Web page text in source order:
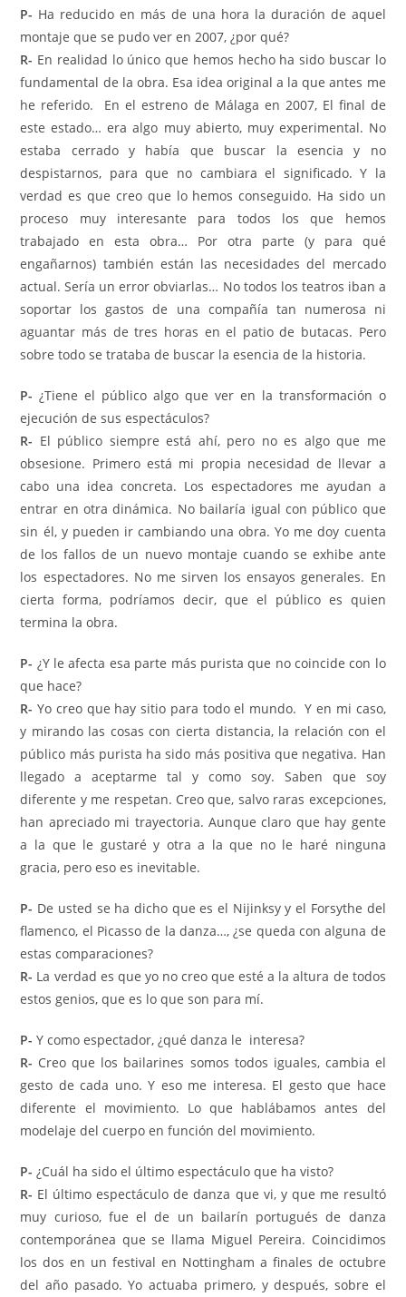
P- Ha reducido en más de una hora la duración de aquel
montaje que se pudo ver en 2007, ¿por qué?
R- En realidad lo único que hemos hecho ha sido buscar lo
fundamental de la obra. Esa idea original a la que antes me
he referido. En el estreno de Málaga en 2007, El final de
este estado… era algo muy abierto, muy experimental. No
estaba cerrado y había que buscar la esencia y no
despistarnos, para que no cambiara el significado. Y la
verdad es que creo que lo hemos conseguido. Ha sido un
proceso muy interesante para todos los que hemos
trabajado en esta obra… Por otra parte (y para qué
engañarnos) también están las necesidades del mercado
actual. Sería un error obviarlas… No todos los teatros iban a
soportar los gastos de una compañía tan numerosa ni
aguantar más de tres horas en el patio de butacas. Pero
sobre todo se trataba de buscar la esencia de la historia.
P- ¿Tiene el público algo que ver en la transformación o
ejecución de sus espectáculos?
R- El público siempre está ahí, pero no es algo que me
obsesione. Primero está mi propia necesidad de llevar a
cabo una idea concreta. Los espectadores me ayudan a
entrar en otra dinámica. No bailaría igual con público que
sin él, y pueden ir cambiando una obra. Yo me doy cuenta
de los fallos de un nuevo montaje cuando se exhibe ante
los espectadores. No me sirven los ensayos generales. En
cierta forma, podríamos decir, que el público es quien
termina la obra.
P- ¿Y le afecta esa parte más purista que no coincide con lo
que hace?
R- Yo creo que hay sitio para todo el mundo. Y en mi caso,
y mirando las cosas con cierta distancia, la relación con el
público más purista ha sido más positiva que negativa. Han
llegado a aceptarme tal y como soy. Saben que soy
diferente y me respetan. Creo que, salvo raras excepciones,
han apreciado mi trayectoria. Aunque claro que hay gente
a la que le gustaré y otra a la que no le haré ninguna
gracia, pero eso es inevitable.
P- De usted se ha dicho que es el Nijinksy y el Forsythe del
ﬂamenco, el Picasso de la danza…, ¿se queda con alguna de
estas comparaciones?
R- La verdad es que yo no creo que esté a la altura de todos
estos genios, que es lo que son para mí.
P- Y como espectador, ¿qué danza le interesa?
R- Creo que los bailarines somos todos iguales, cambia el
gesto de cada uno. Y eso me interesa. El gesto que hace
diferente el movimiento. Lo que hablábamos antes del
modelaje del cuerpo en función del movimiento.
P- ¿Cuál ha sido el último espectáculo que ha visto?
R- El último espectáculo de danza que vi, y que me resultó
muy curioso, fue el de un bailarín portugués de danza
contemporánea que se llama Miguel Pereira. Coincidimos
los dos en un festival en Nottingham a ﬁnales de octubre
del año pasado. Yo actuaba primero, y después, sobre el